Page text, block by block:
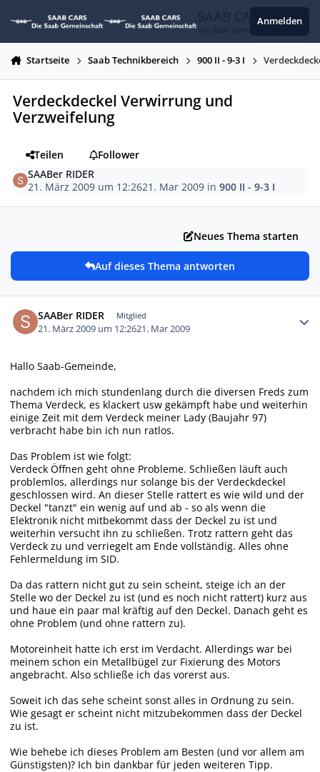
SAAB CARS
Die Saab Gemeinschaft
Anmelden
Startseite Saab Technikbereich 900 II - 9-3 I
Verdeckdeckel Verwirrung und
Verzweifelung
Teilen
Follower
SAABer RIDER
21. März 2009 um 12:2621. Mar 2009 in900 II - 9-3 I
Neues Thema starten
Auf dieses Thema antworten
SAABer RIDER Mitglied
21. März 2009 um 12:2621. Mar 2009
Hallo Saab-Gemeinde,
nachdem ich mich stundenlang durch die diversen Freds zum
Thema Verdeck, es klackert usw gekämpft habe und weiterhin
einige Zeit mit dem Verdeck meiner Lady (Baujahr 97)
verbracht habe bin ich nun ratlos.
Das Problem ist wie folgt:
Verdeck Öffnen geht ohne Probleme. Schließen läuft auch
problemlos, allerdings nur solange bis der Verdeckdeckel
geschlossen wird. An dieser Stelle rattert es wie wild und der
Deckel "tanzt" ein wenig auf und ab - so als wenn die
Elektronik nicht mitbekommt dass der Deckel zu ist und
weiterhin versucht ihn zu schließen. Trotz rattern geht das
Verdeck zu und verriegelt am Ende vollständig. Alles ohne
Fehlermeldung im SID.
Da das rattern nicht gut zu sein scheint, steige ich an der
Stelle wo der Deckel zu ist (und es noch nicht rattert) kurz aus
und haue ein paar mal kräftig auf den Deckel. Danach geht es
ohne Problem (und ohne rattern zu).
Motoreinheit hatte ich erst im Verdacht. Allerdings war bei
meinem schon ein Metallbügel zur Fixierung des Motors
angebracht. Also schließe ich das vorerst aus.
Soweit ich das sehe scheint sonst alles in Ordnung zu sein.
Wie gesagt er scheint nicht mitzubekommen dass der Deckel
zu ist.
Wie behebe ich dieses Problem am Besten (und vor allem am
Günstigsten)? Ich bin dankbar für jeden weiteren Tipp.